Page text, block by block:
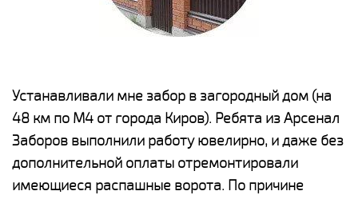
Устанавливали мне забор в загородный дом (на
48 км по М4 от города Киров). Ребята из Арсенал
Заборов выполнили работу ювелирно, и даже без
дополнительной оплаты отремонтировали
имеющиеся распашные ворота. По причине